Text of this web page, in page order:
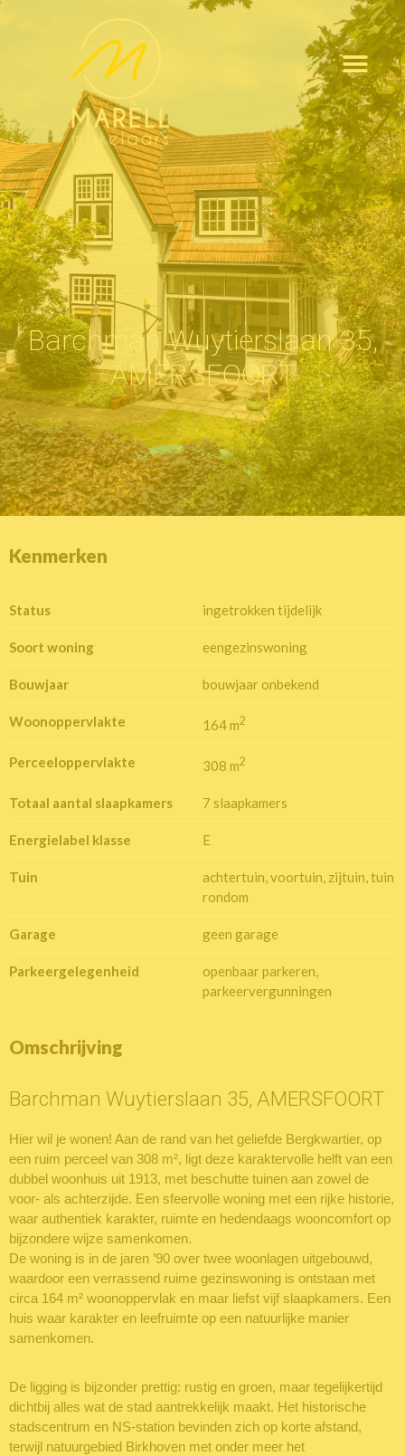
Barchman Wuytierslaan 35,
AMERSFOORT
Kenmerken
Status ingetrokken tijdelijk
Soort woning eengezinswoning
Bouwjaar bouwjaar onbekend
Woonoppervlakte 164 m2
Perceeloppervlakte 308 m2
Totaal aantal slaapkamers 7 slaapkamers
Energielabel klasse E
Tuin
achtertuin, voortuin, zijtuin, tuin
rondom
Garage geen garage
Parkeergelegenheid
openbaar parkeren,
parkeervergunningen
Omschrijving
Barchman Wuytierslaan 35, AMERSFOORT
Hier wil je wonen! Aan de rand van het geliefde Bergkwartier, op
een ruim perceel van 308 m², ligt deze karaktervolle helft van een
dubbel woonhuis uit 1913, met beschutte tuinen aan zowel de
voor- als achterzijde. Een sfeervolle woning met een rijke historie,
waar authentiek karakter, ruimte en hedendaags wooncomfort op
bijzondere wijze samenkomen.
De woning is in de jaren ’90 over twee woonlagen uitgebouwd,
waardoor een verrassend ruime gezinswoning is ontstaan met
circa 164 m² woonoppervlak en maar liefst vijf slaapkamers. Een
huis waar karakter en leefruimte op een natuurlijke manier
samenkomen.
De ligging is bijzonder prettig: rustig en groen, maar tegelijkertijd
dichtbij alles wat de stad aantrekkelijk maakt. Het historische
stadscentrum en NS-station bevinden zich op korte afstand,
terwijl natuurgebied Birkhoven met onder meer het